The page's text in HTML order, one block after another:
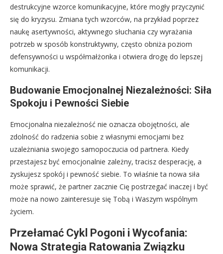
destrukcyjne wzorce komunikacyjne, które mogły przyczynić
się do kryzysu. Zmiana tych wzorców, na przykład poprzez
naukę asertywności, aktywnego słuchania czy wyrażania
potrzeb w sposób konstruktywny, często obniża poziom
defensywności u współmałżonka i otwiera drogę do lepszej
komunikacji.
Budowanie Emocjonalnej Niezależności: Siła
Spokoju i Pewności Siebie
Emocjonalna niezależność nie oznacza obojętności, ale
zdolność do radzenia sobie z własnymi emocjami bez
uzależniania swojego samopoczucia od partnera. Kiedy
przestajesz być emocjonalnie zależny, tracisz desperację, a
zyskujesz spokój i pewność siebie. To właśnie ta nowa siła
może sprawić, że partner zacznie Cię postrzegać inaczej i być
może na nowo zainteresuje się Tobą i Waszym wspólnym
życiem.
Przełamać Cykl Pogoni i Wycofania:
Nowa Strategia Ratowania Związku